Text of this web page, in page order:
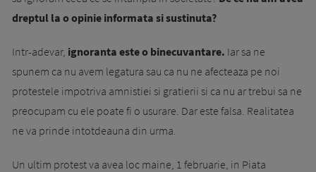
dreptul la o opinie informata si sustinuta?
Intr-adevar, ignoranta este o binecuvantare. Iar sa ne
spunem ca nu avem legatura sau ca nu ne afecteaza pe noi
protestele impotriva amnistiei si gratierii si ca nu ar trebui sa ne
preocupam cu ele poate fi o usurare. Dar este falsa. Realitatea
ne va prinde intotdeauna din urma.
Un ultim protest va avea loc maine, 1 februarie, in Piata